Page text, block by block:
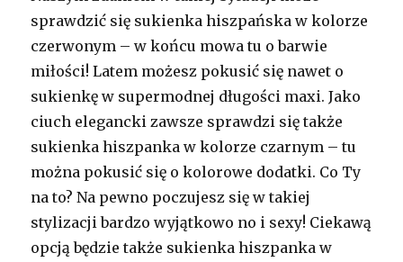
sprawdzić się sukienka hiszpańska w kolorze
czerwonym – w końcu mowa tu o barwie
miłości! Latem możesz pokusić się nawet o
sukienkę w supermodnej długości maxi. Jako
ciuch elegancki zawsze sprawdzi się także
sukienka hiszpanka w kolorze czarnym – tu
można pokusić się o kolorowe dodatki. Co Ty
na to? Na pewno poczujesz się w takiej
stylizacji bardzo wyjątkowo no i sexy! Ciekawą
opcją będzie także sukienka hiszpanka w